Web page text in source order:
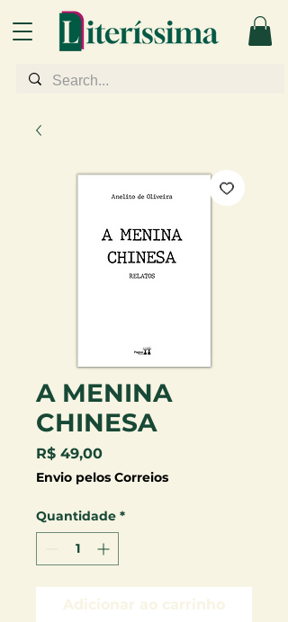
A MENINA
CHINESA
R$ 49,00Preço
Envio pelos Correios
Quantidade *
Adicionar ao carrinho